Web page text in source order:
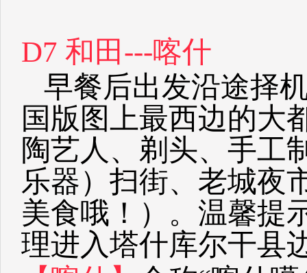
D7 和田---喀什
早餐后出发沿途择
国版图上最西边的大
陶艺人、剃头、手工
乐器）扫街、老城夜
美食哦！）。温馨提
理进入塔什库尔干县